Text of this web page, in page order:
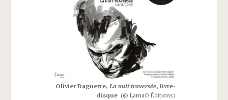
Oli­vier Daguerre, La nuit tra­ver­sée, livre-
disque (© LamaO Éditions)